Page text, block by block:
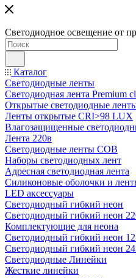
Светодиодное освещение от
Каталог
Светодиодные ленты
Светодиодная лента Premium
Открытые светодиодные
Ленты открытые CRI>98 LUX
Влагозащищенные
Лента 220в
Светодиодные ленты COB
Наборы светодиодных лент
Адресная светодиодная лента
Силиконовые оболочки и
LED аксессуары
Светодиодный гибкий неон
Светодиодный гибкий неон
Комплектующие для неона
Светодиодный гибкий неон 12
Светодиодный гибкий неон 24
Светодиодные Линейки
Жесткие линейки